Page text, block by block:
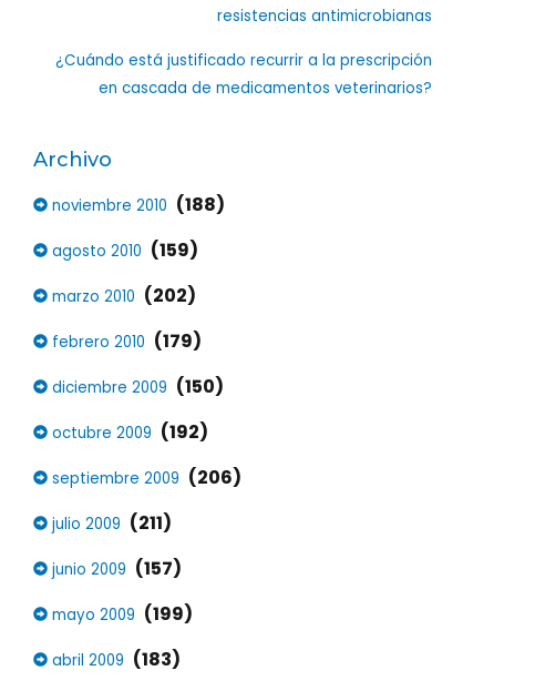
resistencias antimicrobianas
¿Cuándo está justificado recurrir a la prescripción
en cascada de medicamentos veterinarios?
Archivo
noviembre 2010 (188)
agosto 2010 (159)
marzo 2010 (202)
febrero 2010 (179)
diciembre 2009 (150)
octubre 2009 (192)
septiembre 2009 (206)
julio 2009 (211)
junio 2009 (157)
mayo 2009 (199)
abril 2009 (183)